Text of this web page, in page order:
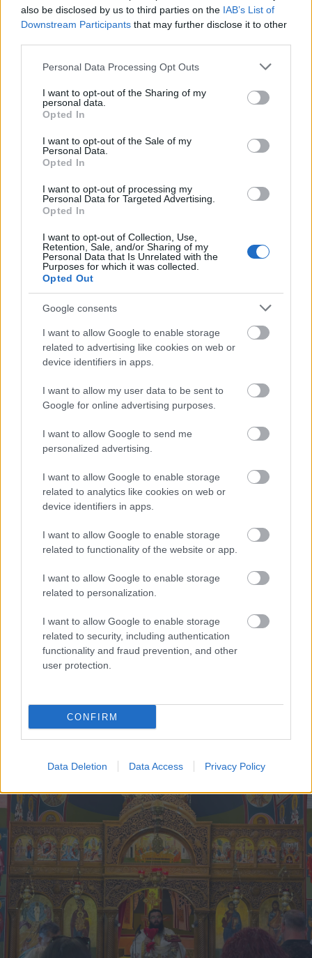
also be disclosed by us to third parties on the IAB’s List of
Downstream Participants that may further disclose it to other
Please note that this website/app uses one or more Google
not limited to your visit or usage behaviour. You may click to
grant or deny consent to Google and its third-party tags to
use your data for below specified purposes in below Google
consent section.
Personal Data Processing Opt Outs
I want to opt-out of the Sharing of my
personal data.
Opted In
I want to opt-out of the Sale of my
Personal Data.
Opted In
I want to opt-out of processing my
Personal Data for Targeted Advertising.
Opted In
I want to opt-out of Collection, Use,
Retention, Sale, and/or Sharing of my
Personal Data that Is Unrelated with the
Purposes for which it was collected.
Opted Out
Google consents
I want to allow Google to enable storage
related to advertising like cookies on web or
device identifiers in apps.
I want to allow my user data to be sent to
Google for online advertising purposes.
I want to allow Google to send me
personalized advertising.
I want to allow Google to enable storage
related to analytics like cookies on web or
device identifiers in apps.
I want to allow Google to enable storage
related to functionality of the website or app.
I want to allow Google to enable storage
related to personalization.
I want to allow Google to enable storage
related to security, including authentication
functionality and fraud prevention, and other
user protection.
CONFIRM
Data Deletion Data Access Privacy Policy
Σωτήρος στην Οβρυά ΦΩΤΟ
Τουρισμός για Ολους 2026: Τα SOS για να κερδίσετε το
voucher διακοπών
Το Minecraft έρχεται στο Nintendo Switch 2 όπως δεν το